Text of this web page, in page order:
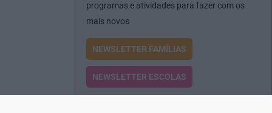
programas e atividades para fazer com os
mais novos
NEWSLETTER FAMÍLIAS
NEWSLETTER ESCOLAS